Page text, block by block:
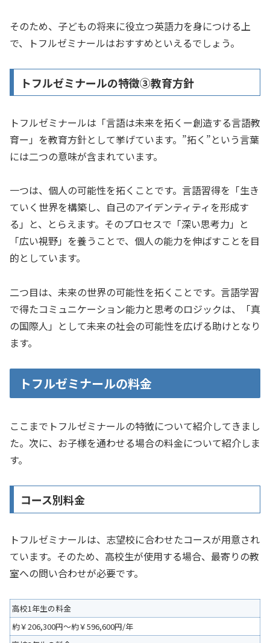
そのため、子どもの将来に役立つ英語力を身につける上
で、トフルゼミナールはおすすめといえるでしょう。
トフルゼミナールの特徴➂教育方針
トフルゼミナールは「言語は未来を拓くー創造する言語教
育ー」を教育方針として挙げています。”拓く”という言葉
には二つの意味が含まれています。
一つは、個人の可能性を拓くことです。言語習得を「生き
ていく世界を構築し、自己のアイデンティティを形成す
る」と、とらえます。そのプロセスで「深い思考力」と
「広い視野」を養うことで、個人の能力を伸ばすことを目
的としています。
二つ目は、未来の世界の可能性を拓くことです。言語学習
で得たコミュニケーション能力と思考のロジックは、「真
の国際人」として未来の社会の可能性を広げる助けとなり
ます。
トフルゼミナールの料金
ここまでトフルゼミナールの特徴について紹介してきまし
た。次に、お子様を通わせる場合の料金について紹介しま
す。
コース別料金
トフルゼミナールは、志望校に合わせたコースが用意され
ています。そのため、高校生が使用する場合、最寄りの教
室への問い合わせが必要です。
高校1年生の料金
約￥206,300円～約￥596,600円/年